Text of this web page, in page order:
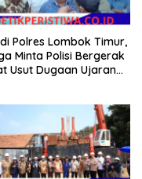
Polres Lombok Timur,
Minta Polisi Bergerak
Usut Dugaan Ujaran